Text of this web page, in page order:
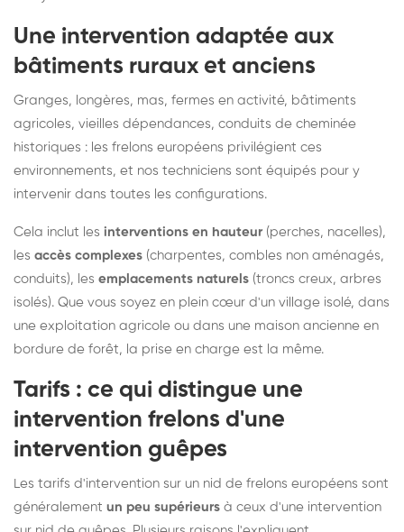
Une intervention adaptée aux
bâtiments ruraux et anciens
Granges, longères, mas, fermes en activité, bâtiments
agricoles, vieilles dépendances, conduits de cheminée
historiques : les frelons européens privilégient ces
environnements, et nos techniciens sont équipés pour y
intervenir dans toutes les configurations.
Cela inclut les interventions en hauteur (perches, nacelles),
les accès complexes (charpentes, combles non aménagés,
conduits), les emplacements naturels (troncs creux, arbres
isolés). Que vous soyez en plein cœur d'un village isolé, dans
une exploitation agricole ou dans une maison ancienne en
bordure de forêt, la prise en charge est la même.
Tarifs : ce qui distingue une
intervention frelons d'une
intervention guêpes
Les tarifs d'intervention sur un nid de frelons européens sont
généralement un peu supérieurs à ceux d'une intervention